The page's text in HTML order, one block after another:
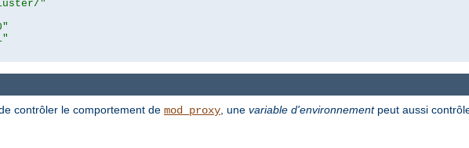
"
contrôler le comportement de mod_proxy, une variable d'environnementpeut aussi